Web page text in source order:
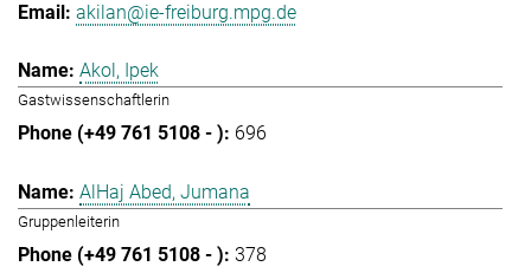
akilan@ie-freiburg.mpg.de
Akol, Ipek
Gastwissenschaftlerin
696
AlHaj Abed, Jumana
Gruppenleiterin
378